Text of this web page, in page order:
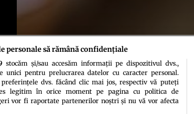
personale să rămână confidențiale
stocăm și/sau accesăm informații pe dispozitivul dvs.,
unici pentru prelucrarea datelor cu caracter personal.
dvs. făcând clic mai jos, respectiv vă puteți
legitim în orice moment pe pagina cu politica de
vor fi raportate partenerilor noștri și nu vă vor afecta